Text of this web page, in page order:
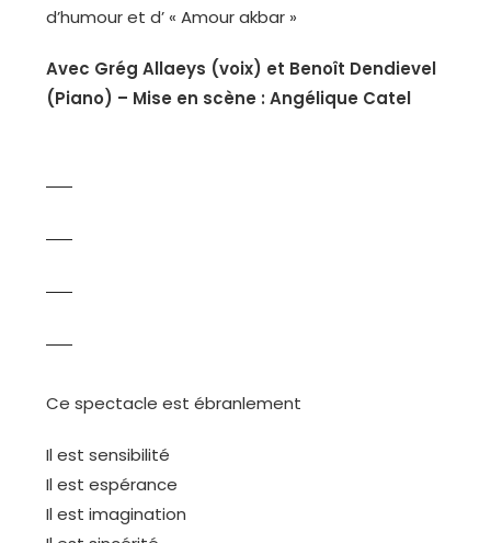
d’humour et d’ « Amour akbar »
Avec Grég Allaeys (voix) et Benoît Dendievel
(Piano) – Mise en scène : Angélique Catel
Ce spectacle est ébranlement
Il est sensibilité
Il est espérance
Il est imagination